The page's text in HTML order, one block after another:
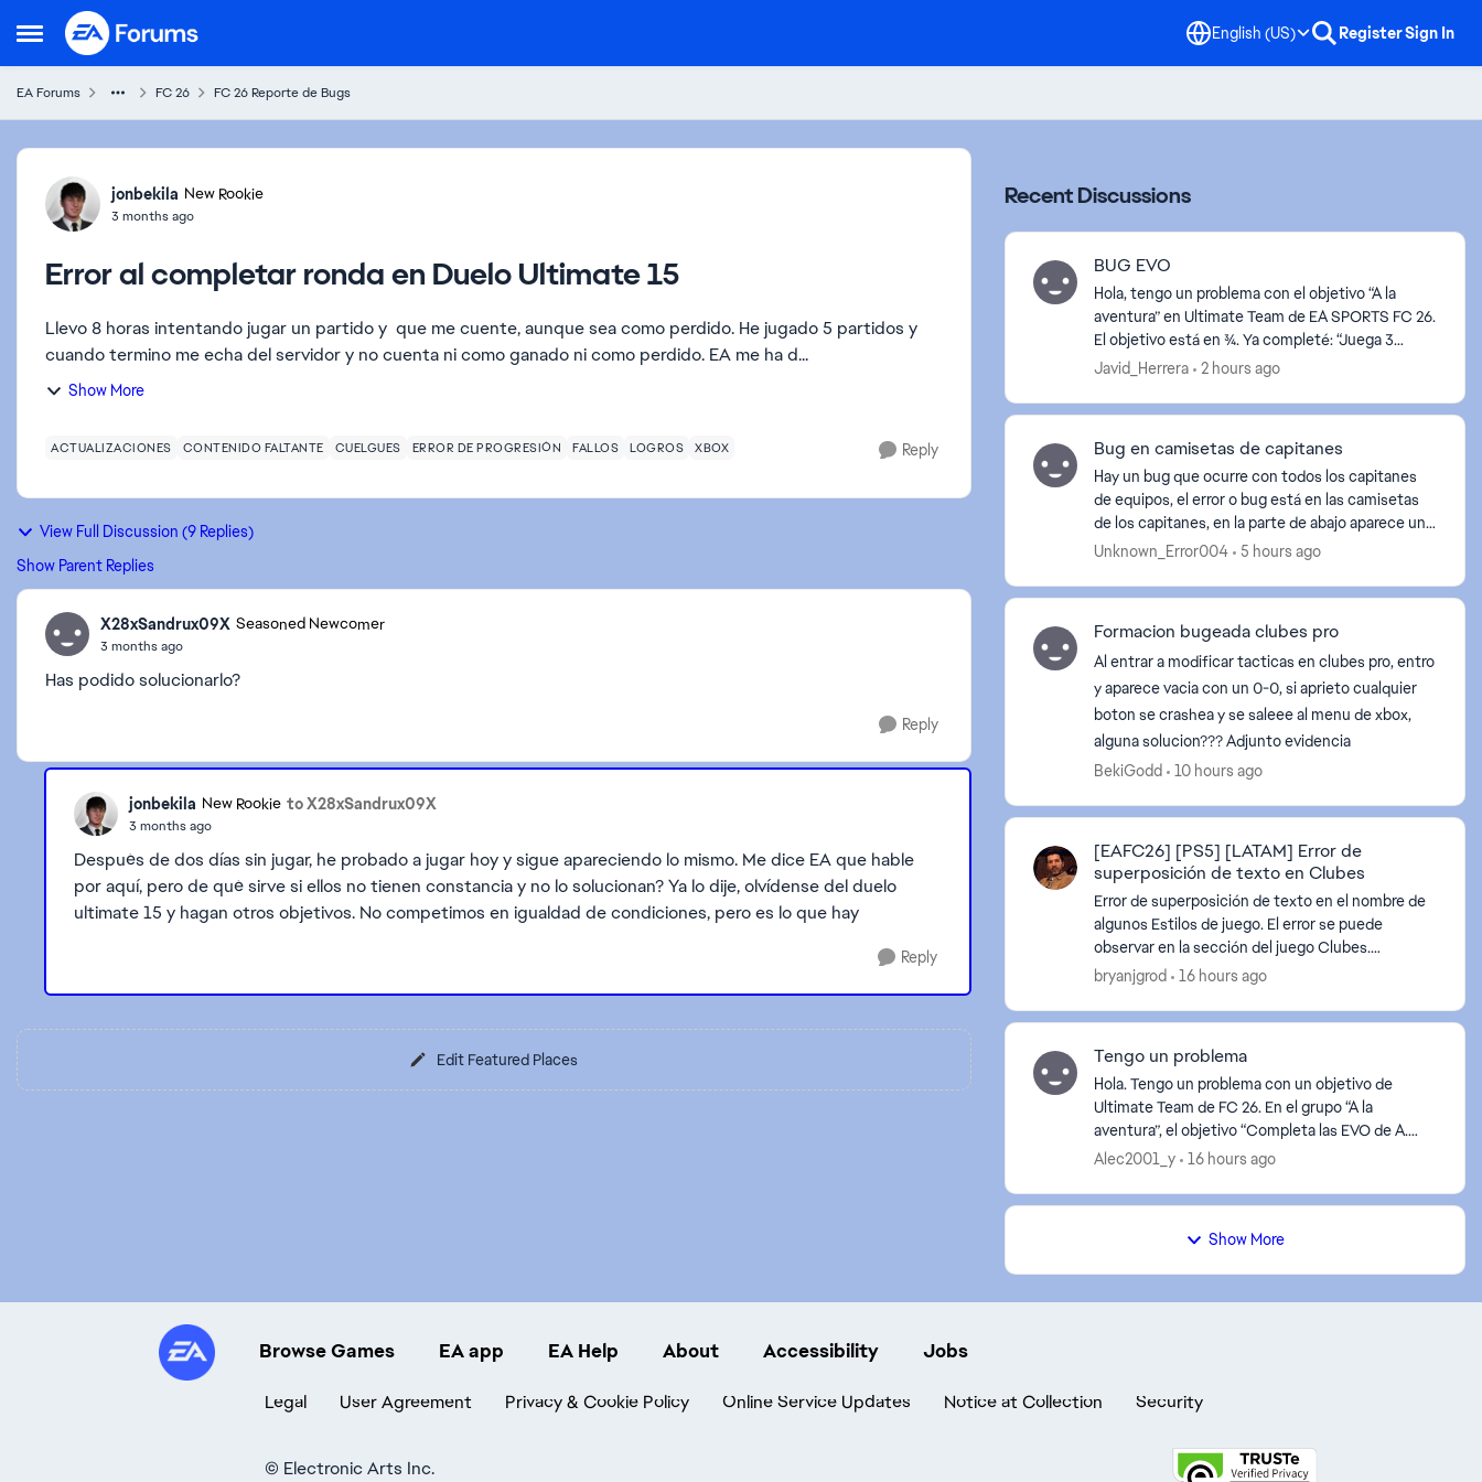
Open Side Menu
Skip to content English (US) RegisterSign In
EA Forums FC 26 FC 26 Reporte de Bugs
Forum Discussion
jonbekila New Rookie
3 months ago
Error al completar ronda en Duelo Ultimate 15
Llevo 8 horas intentando jugar un partido y que me cuente, aunque sea como perdido. He jugado 5 partidos y
cuando termino me echa del servidor y no cuenta ni como ganado ni como perdido. EA me ha d...
Show More
ACTUALIZACIONES CONTENIDO FALTANTE CUELGUES ERROR DE PROGRESIÓN FALLOS LOGROS XBOX Reply
View Full Discussion (9 Replies)
Show Parent Replies
X28xSandrux09X Seasoned Newcomer
3 months ago
Has podido solucionarlo?
Reply
jonbekila New Rookie to X28xSandrux09X
3 months ago
Después de dos días sin jugar, he probado a jugar hoy y sigue apareciendo lo mismo. Me dice EA que hable
por aquí, pero de qué sirve si ellos no tienen constancia y no lo solucionan? Ya lo dije, olvídense del duelo
ultimate 15 y hagan otros objetivos. No competimos en igualdad de condiciones, pero es lo que hay
Reply
Edit Featured Places
Recent Discussions
BUG EVO
Hola, tengo un problema con el objetivo “A la
aventura” en Ultimate Team de EA SPORTS FC 26.
El objetivo está en 3/4. Ya completé: “Juega 3
partidos de Rush” — 3/3 “Anota 10” — 10/10
Javid_Herrera 2 hours ago
Bug en camisetas de capitanes
Hay un bug que ocurre con todos los capitanes
de equipos, el error o bug está en las camisetas
de los capitanes, en la parte de abajo aparece un
recorte molesto, como si estuviera recortada con
Unknown_Error004 5 hours ago
Formacion bugeada clubes pro
Al entrar a modificar tacticas en clubes pro, entro
y aparece vacia con un 0-0, si aprieto cualquier
boton se crashea y se saleee al menu de xbox,
alguna solucion??? Adjunto evidencia
BekiGodd
10 hours ago
[EAFC26] [PS5] [LATAM] Error de
superposición de texto en Clubes
Error de superposición de texto en el nombre de
algunos Estilos de juego. El error se puede
observar en la sección del juego Clubes.
[Resultados observados] Texto superpuesto o
bryanjgrod 16 hours ago
Tengo un problema
Hola. Tengo un problema con un objetivo de
Ultimate Team de FC 26. En el grupo “A la
aventura”, el objetivo “Completa las EVO de A.
básicos” permanece en 0/1. Ya completé la EVO
Alec2001_y 16 hours ago
Show More
Browse Games EA app EA Help About Accessibility Jobs
Legal User Agreement Privacy & Cookie Policy Online Service Updates Notice at Collection Security
© Electronic Arts Inc.